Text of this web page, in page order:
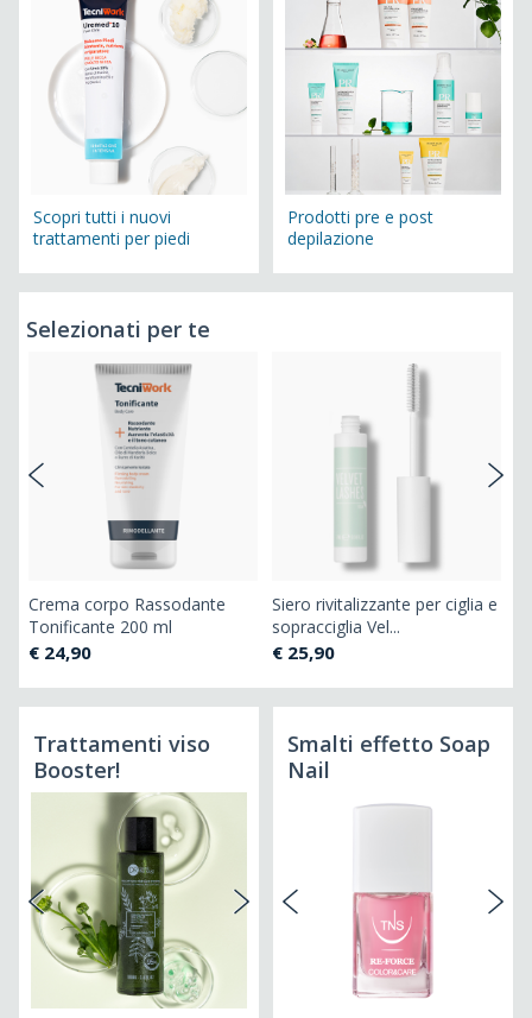
Scopri tutti i nuovi
trattamenti per piedi
Prodotti pre e post
depilazione
Selezionati per te
Crema corpo Rassodante
Tonificante 200 ml
€ 24,90
Siero rivitalizzante per ciglia e
sopracciglia Vel...
€ 25,90
Trattamenti viso
Booster!
Smalti effetto Soap
Nail